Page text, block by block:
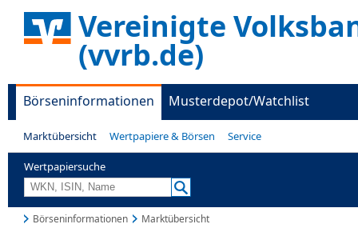
Vereinigte
(vvrb.de)
Börseninformationen Musterdepot/Watchlist
Marktübersicht Wertpapiere & Börsen Service
Wertpapiersuche
Börseninformationen Marktübersicht